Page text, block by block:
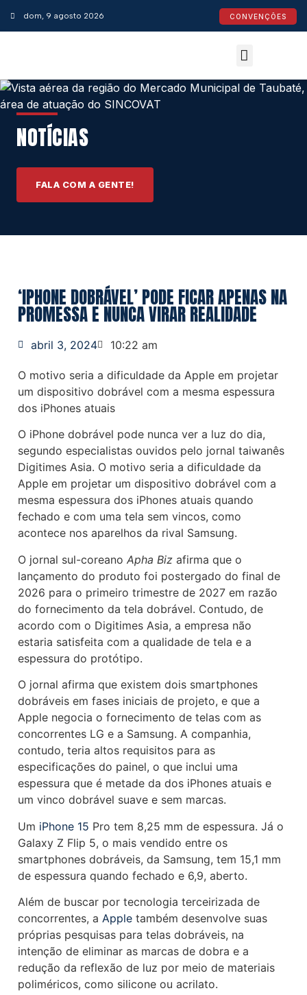
dom, 9 agosto 2026 CONVENÇÕES
NOTÍCIAS
FALA COM A GENTE!
‘IPHONE DOBRÁVEL’ PODE FICAR APENAS NA
PROMESSA E NUNCA VIRAR REALIDADE
abril 3, 2024 10:22 am
O motivo seria a dificuldade da Apple em projetar
um dispositivo dobrável com a mesma espessura
dos iPhones atuais
O iPhone dobrável pode nunca ver a luz do dia,
segundo especialistas ouvidos pelo jornal taiwanês
Digitimes Asia. O motivo seria a dificuldade da
Apple em projetar um dispositivo dobrável com a
mesma espessura dos iPhones atuais quando
fechado e com uma tela sem vincos, como
acontece nos aparelhos da rival Samsung.
O jornal sul-coreano Apha Biz afirma que o
lançamento do produto foi postergado do final de
2026 para o primeiro trimestre de 2027 em razão
do fornecimento da tela dobrável. Contudo, de
acordo com o Digitimes Asia, a empresa não
estaria satisfeita com a qualidade de tela e a
espessura do protótipo.
O jornal afirma que existem dois smartphones
dobráveis em fases iniciais de projeto, e que a
Apple negocia o fornecimento de telas com as
concorrentes LG e a Samsung. A companhia,
contudo, teria altos requisitos para as
especificações do painel, o que inclui uma
espessura que é metade da dos iPhones atuais e
um vinco dobrável suave e sem marcas.
Um iPhone 15 Pro tem 8,25 mm de espessura. Já o
Galaxy Z Flip 5, o mais vendido entre os
smartphones dobráveis, da Samsung, tem 15,1 mm
de espessura quando fechado e 6,9, aberto.
Além de buscar por tecnologia terceirizada de
concorrentes, a Apple também desenvolve suas
próprias pesquisas para telas dobráveis, na
intenção de eliminar as marcas de dobra e a
redução da reflexão de luz por meio de materiais
poliméricos, como silicone ou acrilato.